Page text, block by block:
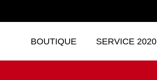
BOUTIQUE SERVICE 2020